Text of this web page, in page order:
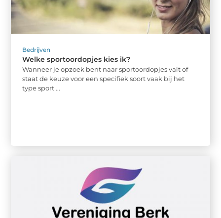
Bedrijven
Welke sportoordopjes kies ik?
Wanneer je opzoek bent naar sportoordopjes valt of
staat de keuze voor een specifiek soort vaak bij het
type sport ...